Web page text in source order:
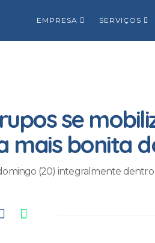
EMPRESA SERVIÇOS
se
mais bonita
(20) integralmente